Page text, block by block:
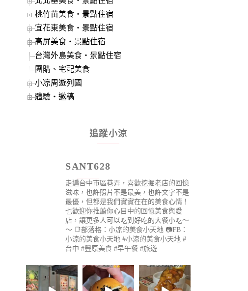
桃竹苗美食‧景點住宿
宜花東美食‧景點住宿
高屏美食‧景點住宿
台灣外島美食‧景點住宿
團購、宅配美食
小凉周遊列國
體驗‧邀稿
追蹤小涼
SANT628
走遍台中市區巷弄，喜歡挖掘老店的回憶
滋味，也許照片不是最美，也許文字不是
最優，但都是我們實實在在的美食心情！
也歡迎你推薦你心目中的回憶美食與愛
店，讓更多人可以吃到好吃的大餐小吃～
～ 📑部落格：小凉的美食小天地 📷FB：
小涼的美食小天地 #小涼的美食小天地 #
台中 #豐原美食 #早午餐 #旅遊